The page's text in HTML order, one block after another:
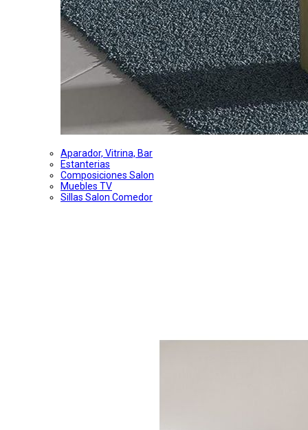
Aparador, Vitrina, Bar
Estanterias
Composiciones Salon
Muebles TV
Sillas Salon Comedor